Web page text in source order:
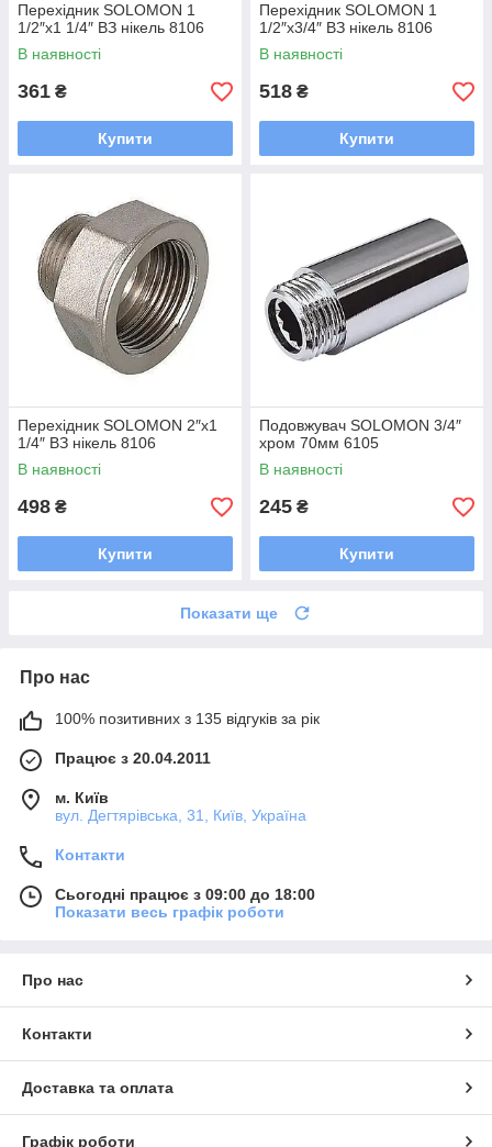
Перехідник SOLOMON 1
1/2″х1 1/4″ ВЗ нікель 8106
В наявності
361 ₴
Купити
Перехідник SOLOMON 1
1/2″х3/4″ ВЗ нікель 8106
В наявності
518 ₴
Купити
Перехідник SOLOMON 2″х1
1/4″ ВЗ нікель 8106
В наявності
498 ₴
Купити
Подовжувач SOLOMON 3/4″
хром 70мм 6105
В наявності
245 ₴
Купити
Показати ще
Про нас
100% позитивних з 135 відгуків за рік
Працює з 20.04.2011
м. Київ
вул. Дегтярівська, 31, Київ, Україна
Контакти
Сьогодні працює з 09:00 до 18:00
Показати весь графік роботи
Про нас
Контакти
Доставка та оплата
Графік роботи